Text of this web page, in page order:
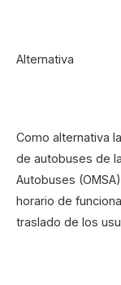
Alternativa
Como alternativa
de autobuses de
Autobuses
horario de
traslado de los